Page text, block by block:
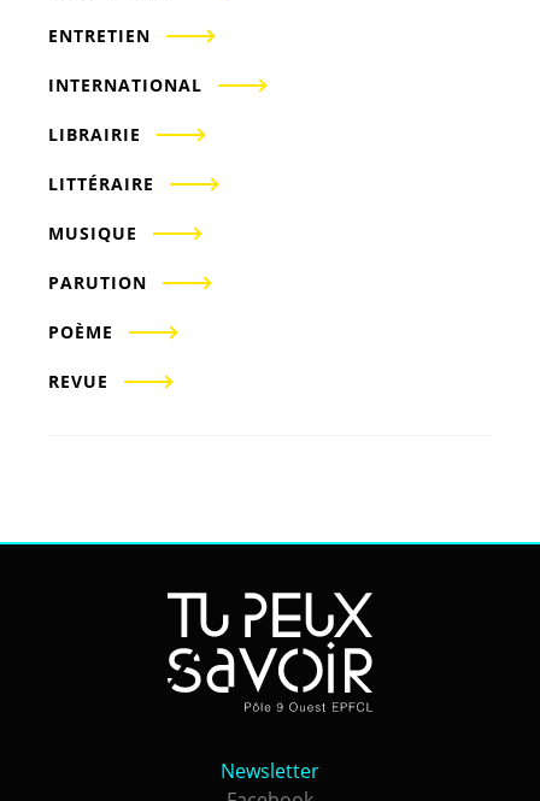
ENTRETIEN
INTERNATIONAL
LIBRAIRIE
LITTÉRAIRE
MUSIQUE
PARUTION
POÈME
REVUE
Newsletter
Newsletter